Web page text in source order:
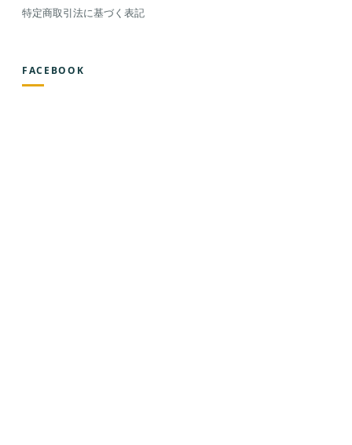
特定商取引法に基づく表記
FACEBOOK